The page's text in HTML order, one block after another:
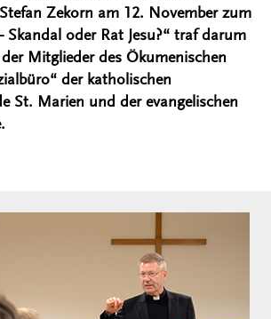
Zekorn am 12. November zum
Skandal oder Rat Jesu?“ traf darum
Mitglieder des Ökumenischen
der katholischen
St. Marien und der evangelischen